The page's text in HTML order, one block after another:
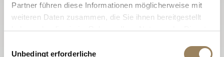
Partner führen diese Informationen möglicherweise mit
weiteren Daten zusammen, die Sie ihnen bereitgestellt
haben oder die sie im Rahmen Ihrer Nutzung der Dienste
Unbedingt erforderliche